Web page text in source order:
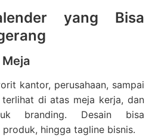
yang Bisa
kantor, perusahaan, sampai
terlihat di atas meja kerja, dan
branding. Desain bisa
hingga tagline bisnis.